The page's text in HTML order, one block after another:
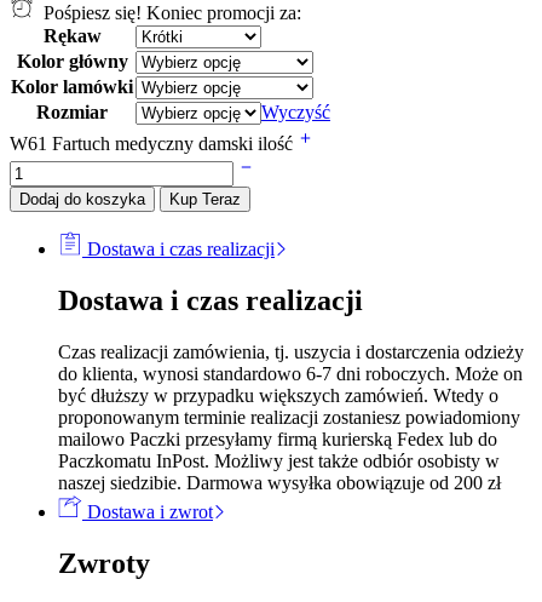
Pośpiesz się! Koniec promocji za:
Rękaw
Kolor główny
Kolor lamówki
Rozmiar
Wyczyść
W61 Fartuch medyczny damski ilość
Dodaj do koszyka Kup Teraz
Dostawa i czas realizacji
Dostawa i czas realizacji
Czas realizacji zamówienia, tj. uszycia i dostarczenia odzieży
do klienta, wynosi standardowo 6-7 dni roboczych. Może on
być dłuższy w przypadku większych zamówień. Wtedy o
proponowanym terminie realizacji zostaniesz powiadomiony
mailowo Paczki przesyłamy firmą kurierską Fedex lub do
Paczkomatu InPost. Możliwy jest także odbiór osobisty w
naszej siedzibie. Darmowa wysyłka obowiązuje od 200 zł
Dostawa i zwrot
Zwroty